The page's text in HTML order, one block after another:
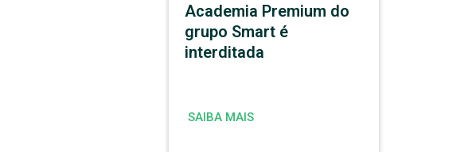
Academia Premium do
grupo Smart é
interditada
SAIBA MAIS